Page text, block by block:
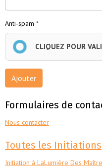
Anti-spam
CLIQUEZ POUR
Ajouter
Formulaires de
Nous contacter
Toutes les Initiations
Initiation à LaLumière Des